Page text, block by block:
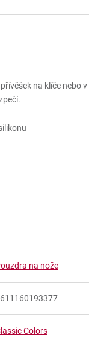
na klíče nebo v
na nože
Colors